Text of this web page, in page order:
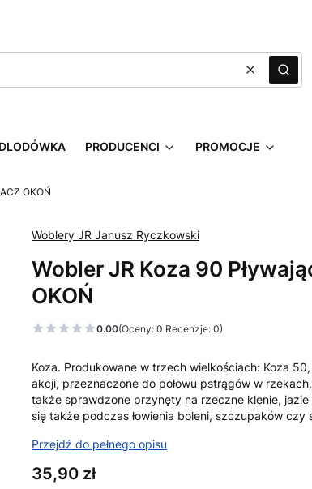
WyczyśćSzukaj
PRODUCENCI PROMOCJE
OKOŃ
Woblery JR Janusz Ryczkowski
Wobler JR Koza 90
OKOŃ
0.00(Oceny: 0 Recenzje: 0)
Koza. Produkowane w trzech wielkościach: Koza
akcji, przeznaczone do połowu pstrągów w
także sprawdzone przynęty na rzeczne klenie, jazie
się także podczas łowienia boleni, szczupaków czy
Przejdź do pełnego opisu
Cena
35,90 zł